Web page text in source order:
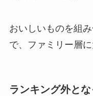
おいしいものを組
で、ファミリー層
ランキング外と